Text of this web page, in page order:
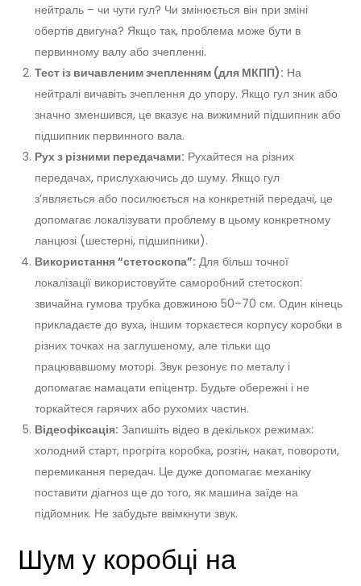
нейтраль – чи чути гул? Чи змінюється він при зміні
обертів двигуна? Якщо так, проблема може бути в
первинному валу або зчепленні.
Тест із вичавленим зчепленням (для МКПП): На
нейтралі вичавіть зчеплення до упору. Якщо гул зник або
значно зменшився, це вказує на вижимний підшипник або
підшипник первинного вала.
Рух з різними передачами: Рухайтеся на різних
передачах, прислухаючись до шуму. Якщо гул
з’являється або посилюється на конкретній передачі, це
допомагає локалізувати проблему в цьому конкретному
ланцюзі (шестерні, підшипники).
Використання “стетоскопа”: Для більш точної
локалізації використовуйте саморобний стетоскоп:
звичайна гумова трубка довжиною 50–70 см. Один кінець
прикладаєте до вуха, іншим торкаєтеся корпусу коробки в
різних точках на заглушеному, але тільки що
працювавшому моторі. Звук резонує по металу і
допомагає намацати епіцентр. Будьте обережні і не
торкайтеся гарячих або рухомих частин.
Відеофіксація: Запишіть відео в декількох режимах:
холодний старт, прогріта коробка, розгін, накат, повороти,
перемикання передач. Це дуже допомагає механіку
поставити діагноз ще до того, як машина заїде на
підйомник. Не забудьте ввімкнути звук.
Шум у коробці на